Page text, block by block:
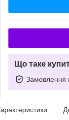
Що таке
Замовлення